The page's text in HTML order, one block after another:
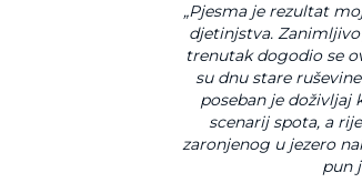
„Pjesma je rezultat
djetinjstva.
trenutak dogodio se
su dnu stare
poseban je doživljaj
scenarij spota, a
zaronjenog u jezero
pun